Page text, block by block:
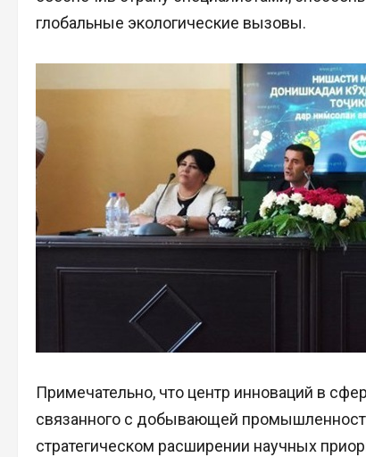
глобальные экологические вызовы.
Примечательно, что центр инноваций в
связанного с добывающей
стратегическом расширении научных